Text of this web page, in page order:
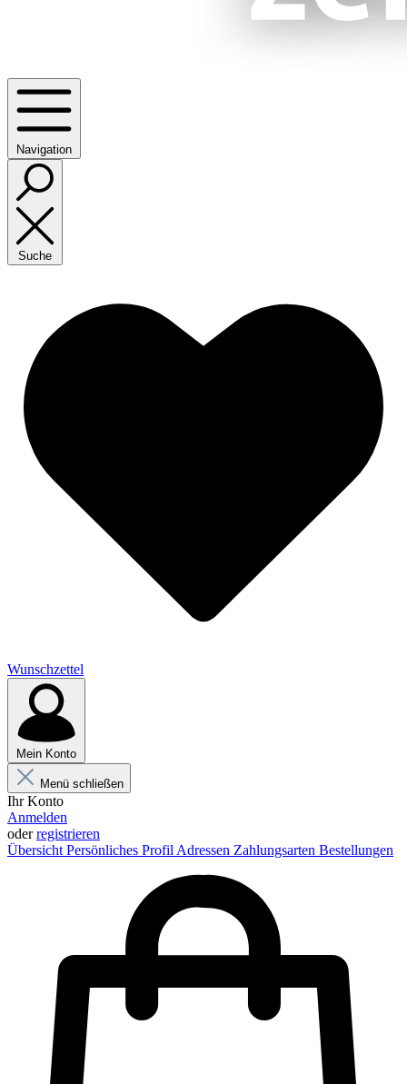
Navigation
Suche
Wunschzettel
Mein Konto
Menü schließen
Ihr Konto
Anmelden
oderregistrieren
Übersicht Persönliches Profil Adressen Zahlungsarten Bestellungen